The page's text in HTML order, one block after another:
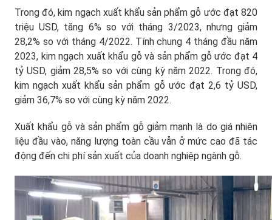
Trong đó, kim ngạch xuất khẩu sản phẩm gỗ ước đạt 820
triệu USD, tăng 6% so với tháng 3/2023, nhưng giảm
28,2% so với tháng 4/2022. Tính chung 4 tháng đầu năm
2023, kim ngạch xuất khẩu gỗ và sản phẩm gỗ ước đạt 4
tỷ USD, giảm 28,5% so với cùng kỳ năm 2022. Trong đó,
kim ngạch xuất khẩu sản phẩm gỗ ước đạt 2,6 tỷ USD,
giảm 36,7% so với cùng kỳ năm 2022.
Xuất khẩu gỗ và sản phẩm gỗ giảm mạnh là do giá nhiên
liệu đầu vào, năng lượng toàn cầu vẫn ở mức cao đã tác
động đến chi phí sản xuất của doanh nghiệp ngành gỗ.